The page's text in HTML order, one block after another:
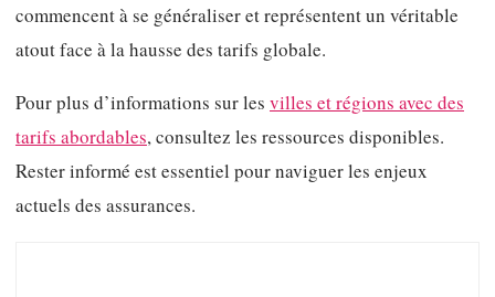
commencent à se généraliser et représentent un véritable
atout face à la hausse des tarifs globale.
Pour plus d’informations sur les villes et régions avec des
tarifs abordables, consultez les ressources disponibles.
Rester informé est essentiel pour naviguer les enjeux
actuels des assurances.